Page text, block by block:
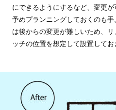
ッチの位置を想定して設置して